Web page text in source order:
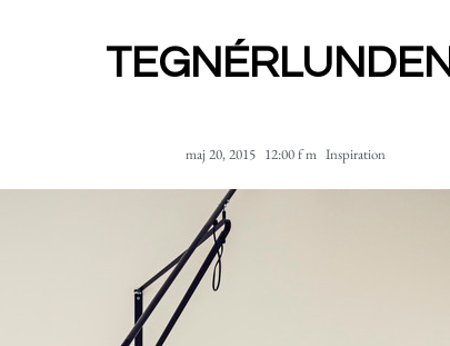
TEGNÉRLUNDEN
maj 20, 2015 12:00 f m Inspiration